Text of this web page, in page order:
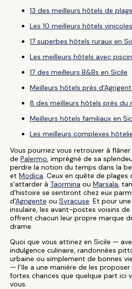
13 des meilleurs hôtels de
Les 10 meilleurs hôtels
17 superbes hôtels ruraux en
Les meilleurs hôtels avec
17 des meilleurs B&Bs en Sicile
Meilleurs hôtels près
8 des meilleurs hôtels près du
Meilleurs hôtels familiaux en
Les meilleurs complexes
Vous pourriez vous retrouver à
de Palermo, imprégné de sa
perdre la notion du temps dans la
et Modica. Ceux en quête de plages
s'attarder à Taormina ou Marsala,
d'histoire se sentiront chez eux
d'Agrigente ou Syracuse. Et pour
insulaire, les avant-postes voisins de
offrent chacun leur propre marque
drame.
Quoi que vous attiriez en Sicile —
indulgence culinaire, randonnées
urbaine ou simplement de bonnes
— l'île a une manière de les proposer
fortes chances que quelque part ici
vous.